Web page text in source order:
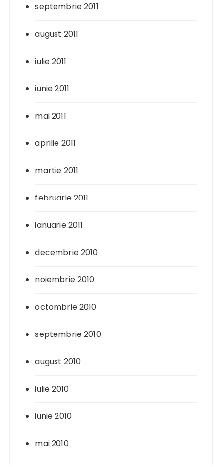
septembrie 2011
august 2011
iulie 2011
iunie 2011
mai 2011
aprilie 2011
martie 2011
februarie 2011
ianuarie 2011
decembrie 2010
noiembrie 2010
octombrie 2010
septembrie 2010
august 2010
iulie 2010
iunie 2010
mai 2010